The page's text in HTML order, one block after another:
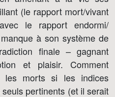
(le rapport mort/vivant
le rapport endormi/
à son système de
finale – gagnant
et plaisir. Comment
les morts si les indices
pertinents (et il serait